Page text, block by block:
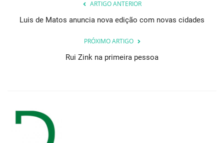
ARTIGO ANTERIOR
Luis de Matos anuncia nova edição com novas cidades
PRÓXIMO ARTIGO
Rui Zink na primeira pessoa